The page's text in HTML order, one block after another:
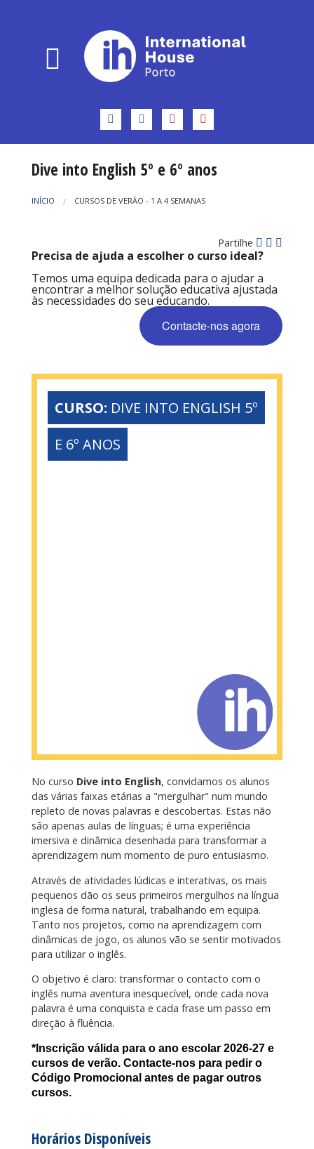
Dive into English 5º e 6º anos
INÍCIO CURSOS DE VERÃO - 1 A 4 SEMANAS
Partilhe
Precisa de ajuda a escolher o curso ideal?
Temos uma equipa dedicada para o ajudar a
encontrar a melhor solução educativa ajustada
às necessidades do seu educando.
Contacte-nos agora
CURSO: DIVE INTO ENGLISH 5º
E 6º ANOS
No curso Dive into English, convidamos os alunos
das várias faixas etárias a "mergulhar" num mundo
repleto de novas palavras e descobertas. Estas não
são apenas aulas de línguas; é uma experiência
imersiva e dinâmica desenhada para transformar a
aprendizagem num momento de puro entusiasmo.
Através de atividades lúdicas e interativas, os mais
pequenos dão os seus primeiros mergulhos na língua
inglesa de forma natural, trabalhando em equipa.
Tanto nos projetos, como na aprendizagem com
dinâmicas de jogo, os alunos vão se sentir motivados
para utilizar o inglês.
O objetivo é claro: transformar o contacto com o
inglês numa aventura inesquecível, onde cada nova
palavra é uma conquista e cada frase um passo em
direção à fluência.
*Inscrição válida para o ano escolar 2026-27 e
cursos de verão. Contacte-nos para pedir o
Código Promocional antes de pagar outros
cursos.
Horários Disponíveis